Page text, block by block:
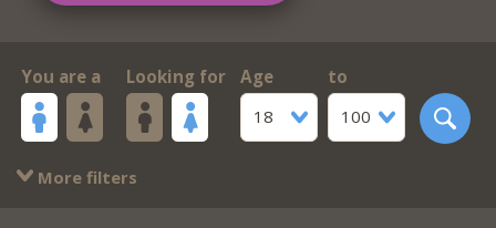
You are a Looking for
Age
18
to
100
More filters